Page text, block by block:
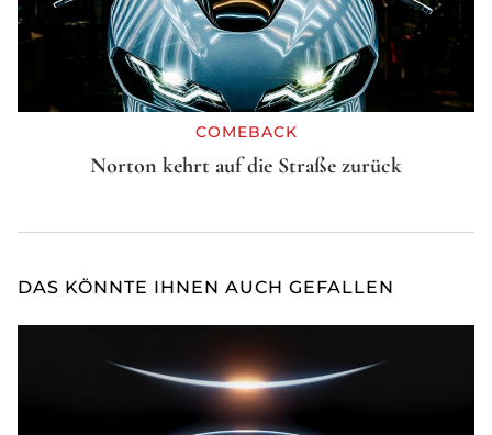
COMEBACK
Norton kehrt auf die Straße zurück
DAS KÖNNTE IHNEN AUCH GEFALLEN